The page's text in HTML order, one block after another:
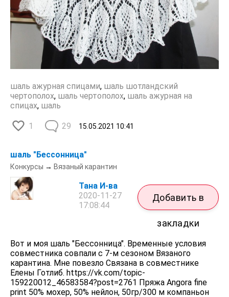
шаль ажурная спицами, шаль шотландский
чертополох, шаль чертополох, шаль ажурная на
спицах, шаль
1 15.05.2021 10:41
29
шаль "Бессонница"
Конкурсы → Вязаный карантин
Тана И-ва
2020-11-27
17:08:44
Добавить в
закладки
Вот и моя шаль "Бессонница". Временные условия
совместника совпали с 7-м сезоном Вязаного
карантина. Мне повезло Связана в совместнике
Елены Готлиб. https://vk.com/topic-
159220012_46583584?post=2761 Пряжа Angora fine
print 50% мохер, 50% нейлон, 50гр/300 м компаньон